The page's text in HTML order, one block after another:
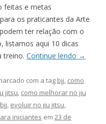
feitas e metas
os praticantes da Arte
ter relação com o
listamos aqui 10 dicas
treino. Continue lendo →
com a tag bjj, como
jitsu, como melhorar no jiu
, evoluir no jiu jitsu,
iniciantes em 23 de